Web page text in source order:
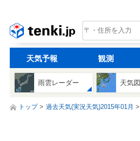
tenki.jp
天気予報 観測
雨雲レーダー 天気図
トップ 過去天気(実況天気)2015年01月